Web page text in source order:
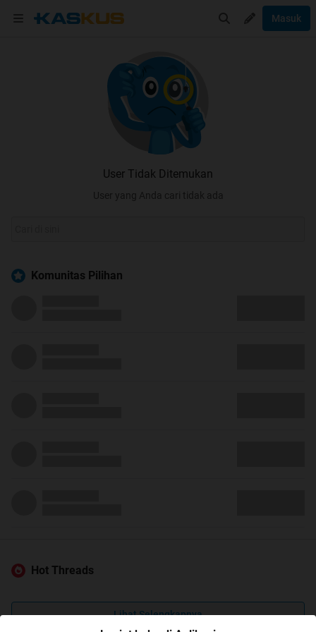
Masuk
User Tidak Ditemukan
User yang Anda cari tidak ada
Komunitas Pilihan
Hot Threads
Lihat Selengkapnya